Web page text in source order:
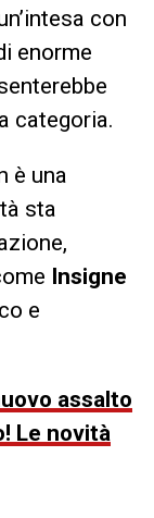
con
enorme
categoria.
è una
sta
Insigne
e
assalto
Le novità